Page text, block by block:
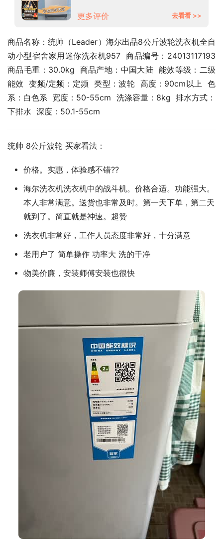
更多评价 去看看 >>
商品名称：统帅（Leader）海尔出品8公斤波轮洗衣机全自
动小型宿舍家用迷你洗衣机957  商品编号：24013117193
商品毛重：30.0kg  商品产地：中国大陆  能效等级：二级
能效  变频/定频：定频  类型：波轮  高度：90cm以上  色
系：白色系  宽度：50-55cm  洗涤容量：8kg  排水方式：
下排水  深度：50.1-55cm
统帅 8公斤波轮 买家看法：
价格。实惠，体验感不错??
海尔洗衣机洗衣机中的战斗机。价格合适。功能强大。
本人非常满意。送货也非常及时。第一天下单，第二天
就到了。简直就是神速。超赞
洗衣机非常好，工作人员态度非常好，十分满意
老用户了 简单操作 功率大 洗的干净
物美价廉，安装师傅安装也很快